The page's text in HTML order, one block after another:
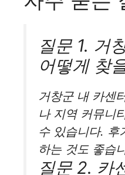
질문 1. 거
어떻게 찾
거창군 내 카센
나 지역 커뮤니
수 있습니다. 후
하는 것도 좋습
질문 2. 카